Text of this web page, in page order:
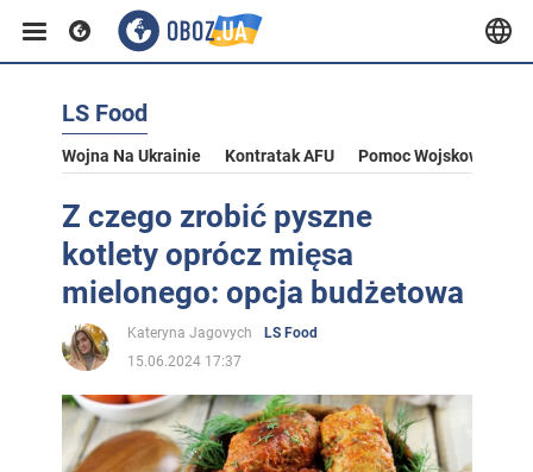
LS Food
Wojna Na Ukrainie Kontratak AFU Pomoc Wojskowa Dla
Z czego zrobić pyszne
kotlety oprócz mięsa
mielonego: opcja budżetowa
Kateryna Jagovych
LS Food
15.06.2024 17:37